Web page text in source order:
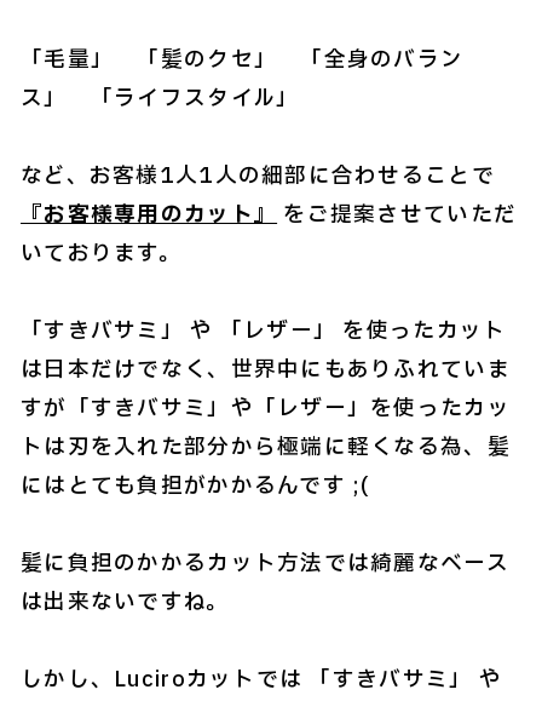
「毛量」 「髪のクセ」 「全身のバラン
ス」 「ライフスタイル」
など、お客様1人1人の細部に合わせることで
『お客様専用のカット』 をご提案させていただ
いております。
「すきバサミ」 や 「レザー」 を使ったカット
は日本だけでなく、世界中にもありふれていま
すが「すきバサミ」や「レザー」を使ったカッ
トは刃を入れた部分から極端に軽くなる為、髪
にはとても負担がかかるんです ;(
髪に負担のかかるカット方法では綺麗なベース
は出来ないですね。
しかし、Luciroカットでは 「すきバサミ」 や